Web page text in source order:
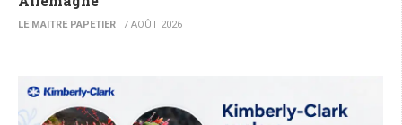
LE MAITRE PAPETIER 7 AOÛT 2026